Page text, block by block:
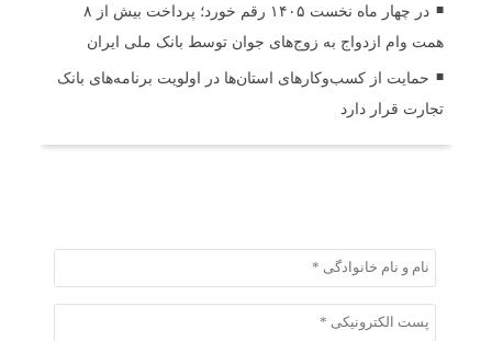
در چهار ماه نخست ۱۴۰۵ رقم خورد؛ پرداخت بیش از ۸
همت وام ازدواج به زوج‌های جوان توسط بانک ملی ایران
حمایت از کسب‌وکارهای استان‌ها در اولویت برنامه‌های بانک
تجارت قرار دارد